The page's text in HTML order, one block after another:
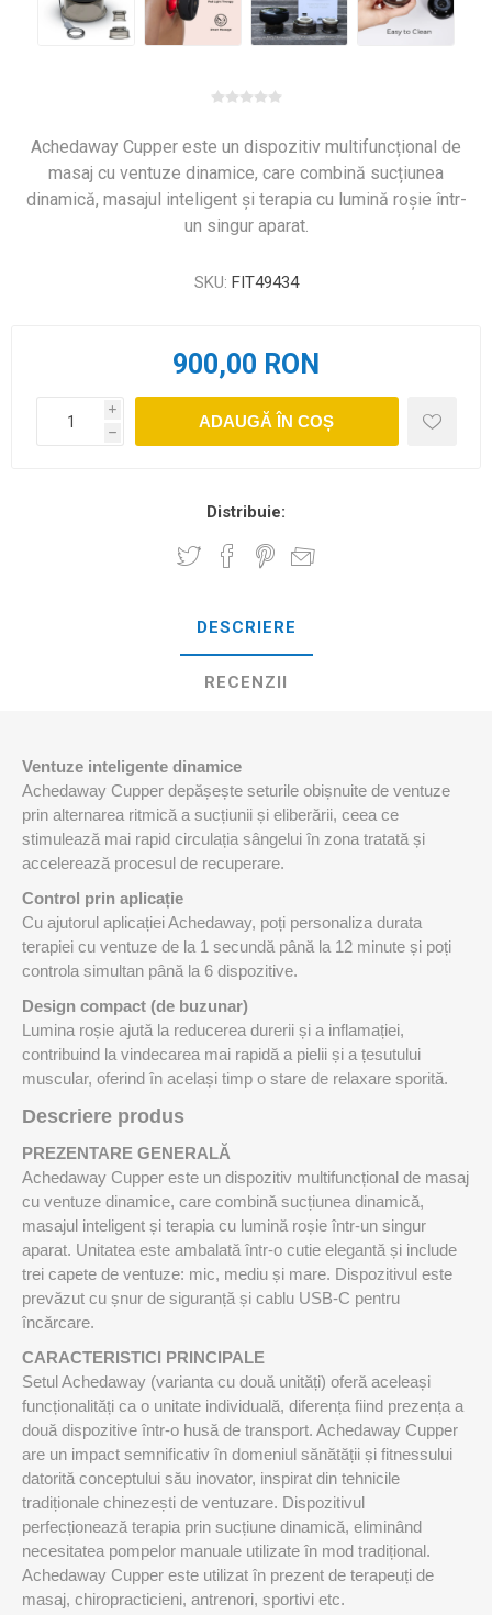
Achedaway Cupper este un dispozitiv multifuncțional de
masaj cu ventuze dinamice, care combină sucțiunea
dinamică, masajul inteligent și terapia cu lumină roșie într-
un singur aparat.
SKU: FIT49434
900,00 RON
i
h
ADAUGĂ ÎN COȘ
Distribuie:
DESCRIERE
RECENZII
Ventuze inteligente dinamice
Achedaway Cupper depășește seturile obișnuite de ventuze
prin alternarea ritmică a sucțiunii și eliberării, ceea ce
stimulează mai rapid circulația sângelui în zona tratată și
accelerează procesul de recuperare.
Control prin aplicație
Cu ajutorul aplicației Achedaway, poți personaliza durata
terapiei cu ventuze de la 1 secundă până la 12 minute și poți
controla simultan până la 6 dispozitive.
Design compact (de buzunar)
Lumina roșie ajută la reducerea durerii și a inflamației,
contribuind la vindecarea mai rapidă a pielii și a țesutului
muscular, oferind în același timp o stare de relaxare sporită.
Descriere produs
PREZENTARE GENERALĂ
Achedaway Cupper este un dispozitiv multifuncțional de masaj
cu ventuze dinamice, care combină sucțiunea dinamică,
masajul inteligent și terapia cu lumină roșie într-un singur
aparat. Unitatea este ambalată într-o cutie elegantă și include
trei capete de ventuze: mic, mediu și mare. Dispozitivul este
prevăzut cu șnur de siguranță și cablu USB-C pentru
încărcare.
CARACTERISTICI PRINCIPALE
Setul Achedaway (varianta cu două unități) oferă aceleași
funcționalități ca o unitate individuală, diferența fiind prezența a
două dispozitive într-o husă de transport. Achedaway Cupper
are un impact semnificativ în domeniul sănătății și fitnessului
datorită conceptului său inovator, inspirat din tehnicile
tradiționale chinezești de ventuzare. Dispozitivul
perfecționează terapia prin sucțiune dinamică, eliminând
necesitatea pompelor manuale utilizate în mod tradițional.
Achedaway Cupper este utilizat în prezent de terapeuți de
masaj, chiropracticieni, antrenori, sportivi etc.